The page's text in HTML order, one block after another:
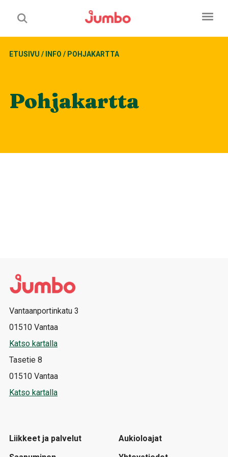
ETUSIVU / INFO / POHJAKARTTA
Pohjakartta
Vantaanportinkatu 3
01510 Vantaa
Katso kartalla
Tasetie 8
01510 Vantaa
Katso kartalla
Liikkeet ja palvelut
Aukioloajat